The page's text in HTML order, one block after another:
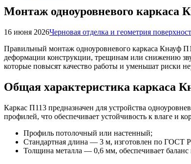
Монтаж одноуровневого каркаса
16 июня 2026Черновая отделка и геометрия
Правильный монтаж одноуровневого каркаса Кнауф
деформации конструкции, трещинам или снижению
которые повысят качество работы и уменьшат риски
Общая характеристика каркаса
Каркас П113 предназначен для устройства
профилей, что обеспечивает устойчивость к влаге
Профиль потолочный или настенный;
Стандартная длина — 3 м, изготовлен по ГОСТ
Толщина металла — 0,6 мм, обеспечивает